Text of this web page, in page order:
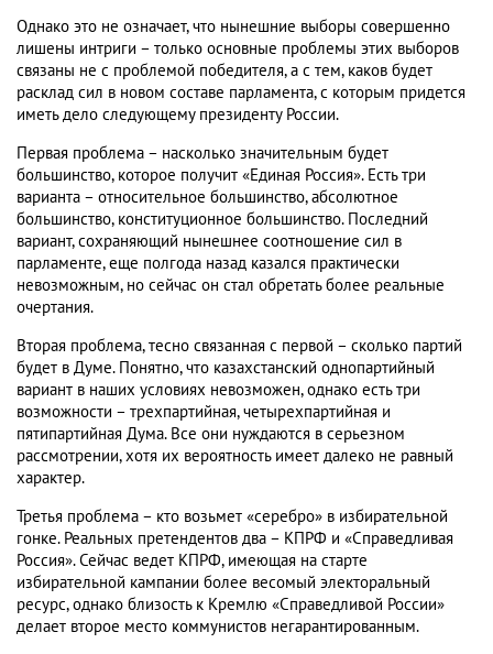
Однако это не означает, что нынешние выборы совершенно
лишены интриги – только основные проблемы этих выборов
связаны не с проблемой победителя, а с тем, каков будет
расклад сил в новом составе парламента, с которым придется
иметь дело следующему президенту России.
Первая проблема – насколько значительным будет
большинство, которое получит «Единая Россия». Есть три
варианта – относительное большинство, абсолютное
большинство, конституционное большинство. Последний
вариант, сохраняющий нынешнее соотношение сил в
парламенте, еще полгода назад казался практически
невозможным, но сейчас он стал обретать более реальные
очертания.
Вторая проблема, тесно связанная с первой – сколько партий
будет в Думе. Понятно, что казахстанский однопартийный
вариант в наших условиях невозможен, однако есть три
возможности – трехпартийная, четырехпартийная и
пятипартийная Дума. Все они нуждаются в серьезном
рассмотрении, хотя их вероятность имеет далеко не равный
характер.
Третья проблема – кто возьмет «серебро» в избирательной
гонке. Реальных претендентов два – КПРФ и «Справедливая
Россия». Сейчас ведет КПРФ, имеющая на старте
избирательной кампании более весомый электоральный
ресурс, однако близость к Кремлю «Справедливой России»
делает второе место коммунистов негарантированным.